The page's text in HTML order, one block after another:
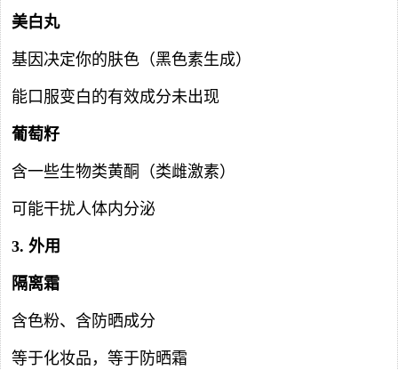
美白丸
基因决定你的肤色（黑色素生成）
能口服变白的有效成分未出现
葡萄籽
含一些生物类黄酮（类雌激素）
可能干扰人体内分泌
3. 外用
隔离霜
含色粉、含防晒成分
等于化妆品，等于防晒霜